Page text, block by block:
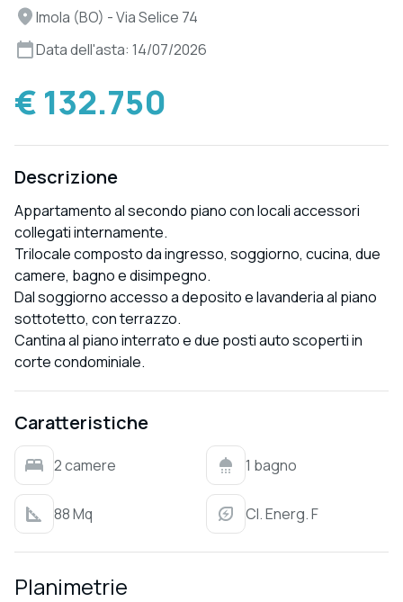
Imola (BO) - Via Selice 74
Data dell'asta: 14/07/2026
€ 132.750
Descrizione
Appartamento al secondo piano con locali accessori
collegati internamente.
Trilocale composto da ingresso, soggiorno, cucina, due
camere, bagno e disimpegno.
Dal soggiorno accesso a deposito e lavanderia al piano
sottotetto, con terrazzo.
Cantina al piano interrato e due posti auto scoperti in
corte condominiale.
Caratteristiche
2 camere 1 bagno
88 Mq Cl. Energ. F
Planimetrie